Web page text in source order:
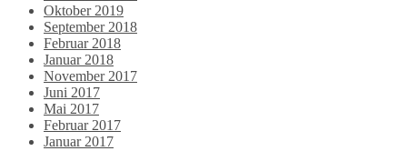
Oktober 2019
September 2018
Februar 2018
Januar 2018
November 2017
Juni 2017
Mai 2017
Februar 2017
Januar 2017